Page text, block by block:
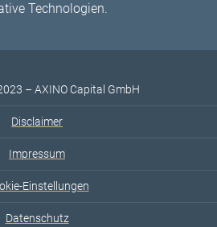
Technologien.
– AXINO Capital GmbH
Disclaimer
Impressum
Einstellungen
Datenschutz